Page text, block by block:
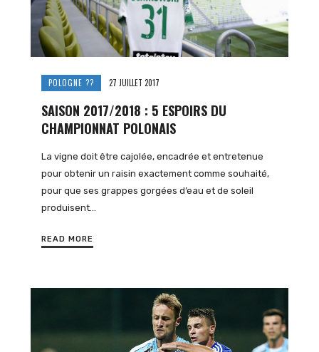
POLOGNE ?? 27 JUILLET 2017
SAISON 2017/2018 : 5 ESPOIRS DU
CHAMPIONNAT POLONAIS
La vigne doit être cajolée, encadrée et entretenue
pour obtenir un raisin exactement comme souhaité,
pour que ses grappes gorgées d’eau et de soleil
produisent…
READ MORE